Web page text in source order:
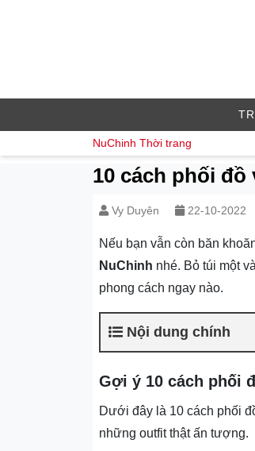
NuChinh Thời trang
10 cách phối
Vy Duyên 22-10-2022
Nếu bạn vẫn còn băn
NuChinh nhé. Bỏ túi một
phong cách ngay nào.
Nội dung chính
Gợi ý 10 cách phối
Dưới đây là 10 cách phối
những outfit thật ấn tượng.